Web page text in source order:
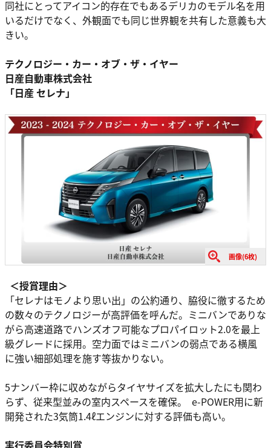
同社にとってアイコン的存在でもあるデリカのモデル名を⽤
いるだけでなく、外観⾯でも同じ世界観を共有した意義も⼤
きい。
テクノロジー・カー・オブ・ザ・イヤー
⽇産⾃動⾞株式会社
「⽇産 セレナ」
画像(6枚)
＜授賞理由＞
「セレナはモノより思い出」の公約通り、脇役に徹するため
の数々のテクノロジーが⾼評価を呼んだ。ミニバンでありな
がら⾼速道路でハンズオフ可能なプロパイロット2.0を最上
級グレードに採⽤。空⼒⾯ではミニバンの弱点である横⾵
に強い細部処理を施す等抜かりない。
5ナンバー枠に収めながらタイヤサイズを拡⼤したにも関わ
らず、従来型並みの室内スペースを確保。 e-POWER⽤に新
開発された3気筒1.4ℓエンジンに対する評価も⾼い。